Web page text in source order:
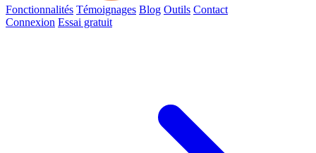
Fonctionnalités Témoignages Blog Outils Contact
Connexion Essai gratuit